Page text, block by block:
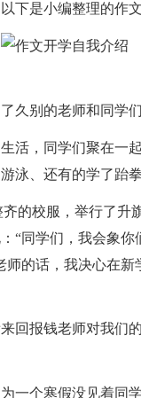
下是小编整理的作
别的老师和同学们
，同学们聚在一
泳、还有的学了跆拳
校服，举行了升
“同学们，我会象
的话，我决心在
报钱老师对我们的
个寒假没见着同